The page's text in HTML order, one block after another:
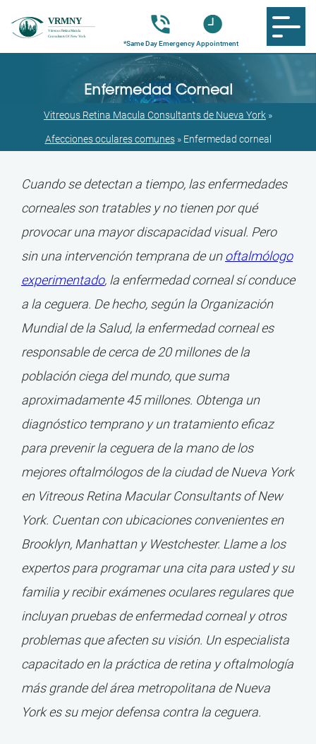
Enfermedad Corneal
Vitreous Retina Macula Consultants de Nueva York »
Afecciones oculares comunes» Enfermedad corneal
Cuando se detectan a tiempo, las enfermedades
corneales son tratables y no tienen por qué
provocar una mayor discapacidad visual. Pero
sin una intervención temprana de unoftalmólogo
experimentado, la enfermedad corneal sí conduce
a la ceguera. De hecho, según la Organización
Mundial de la Salud, la enfermedad corneal es
responsable de cerca de 20 millones de la
población ciega del mundo, que suma
aproximadamente 45 millones. Obtenga un
diagnóstico temprano y un tratamiento eficaz
para prevenir la ceguera de la mano de los
mejores oftalmólogos de la ciudad de Nueva York
en Vitreous Retina Macular Consultants of New
York. Cuentan con ubicaciones convenientes en
Brooklyn, Manhattan y Westchester. Llame a los
expertos para programar una cita para usted y su
familia y recibir exámenes oculares regulares que
incluyan pruebas de enfermedad corneal y otros
problemas que afecten su visión. Un especialista
capacitado en la práctica de retina y oftalmología
más grande del área metropolitana de Nueva
York es su mejor defensa contra la ceguera.